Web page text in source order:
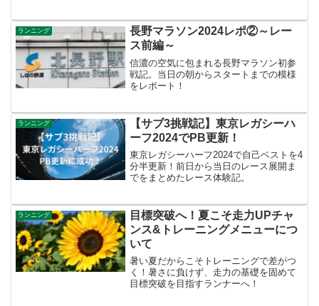
ェックとして有料練習会【東京チャレン
ジ30K】...
ランニング
長野マラソン2024レポ②～レー
ス前編～
信濃の空気に包まれる長野マラソン初参
戦記。当日の朝からスタートまでの模様
をレポート！
ランニング
【サブ3挑戦記】東京レガシーハ
ーフ2024でPB更新！
東京レガシーハーフ2024で自己ベストを4
分半更新！前日から当日のレース展開ま
でをまとめたレース体験記。
ランニング
目標突破へ！夏こそ走力UPチャ
ンス&トレーニングメニューにつ
いて
暑い夏だからこそトレーニングで差がつ
く！暑さに負けず、走力の基礎を固めて
目標突破を目指すランナーへ！